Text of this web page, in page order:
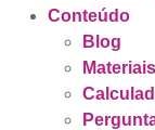
Conteúdo
Blog